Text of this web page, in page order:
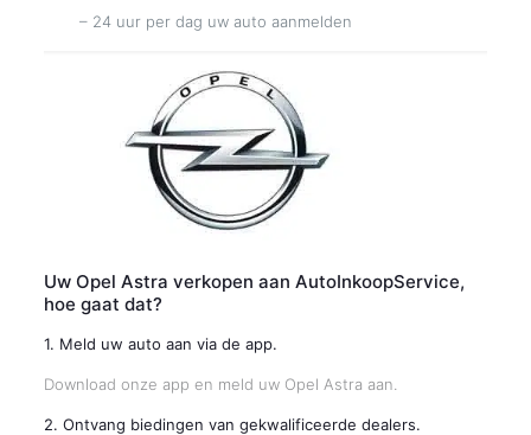
– 24 uur per dag uw auto aanmelden
Uw Opel Astra verkopen aan AutoInkoopService,
hoe gaat dat?
1. Meld uw auto aan via de app.
Download onze app en meld uw Opel Astra aan.
2. Ontvang biedingen van gekwalificeerde dealers.